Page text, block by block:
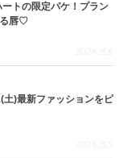
トの限定パケ！プラン
る唇♡
2026.8.6
土)最新ファッションをピ
2026.8.5